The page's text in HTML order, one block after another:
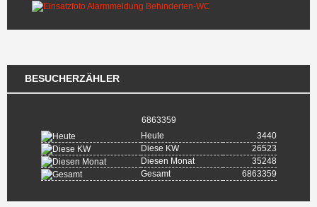
BESUCHERZÄHLER
6863359
Heute
3440
Diese KW
26523
Diesen Monat
35248
Gesamt
6863359